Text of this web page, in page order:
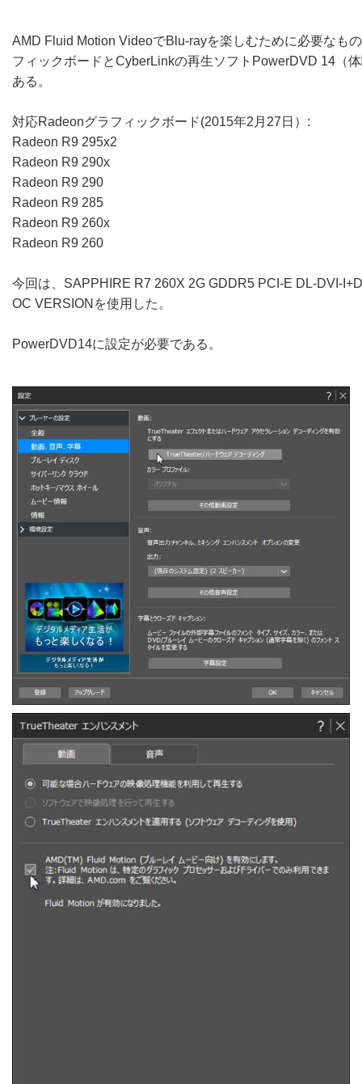
AMD Fluid Motion VideoでBlu-rayを楽しむために必要なも
フィックボードとCyberLinkの再生ソフトPowerDVD 14（
ある。
対応Radeonグラフィックボード(2015年2月27日）:
Radeon R9 295x2
Radeon R9 290x
Radeon R9 290
Radeon R9 285
Radeon R9 260x
Radeon R9 260
今回は、SAPPHIRE R7 260X 2G GDDR5 PCI-E DL-DVI-
OC VERSIONを使用した。
PowerDVD14に設定が必要である。